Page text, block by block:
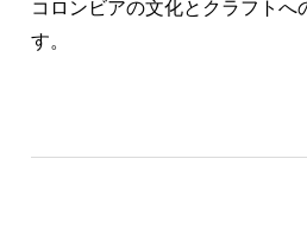
コロンビアの文化とクラフトへ
す。